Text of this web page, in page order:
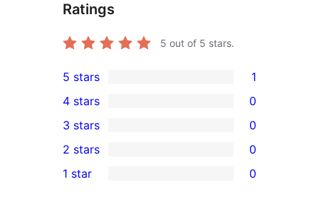
Ratings
5 out of 5 stars.
1
5-
star
review
5 stars 1
4-
star
reviews
4 stars 0
0
3-
star
3 stars 0
2-
2 stars 0
1 star 0